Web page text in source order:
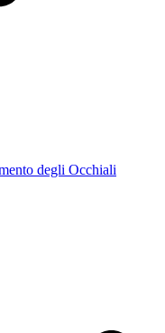
degli Occhiali